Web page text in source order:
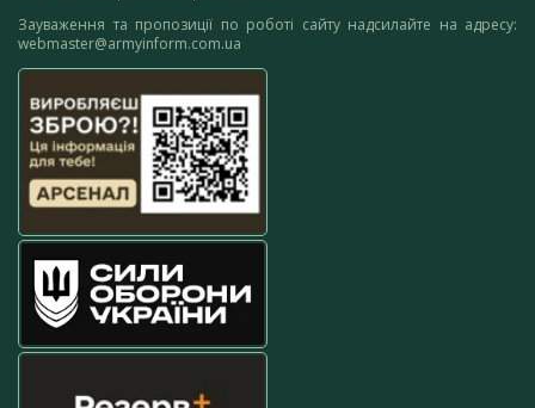
Зауваження та пропозиції по роботі сайту надсилайте на адресу:
webmaster@armyinform.com.ua